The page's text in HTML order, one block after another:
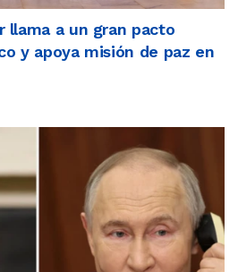
llama a un gran pacto
y apoya misión de paz en